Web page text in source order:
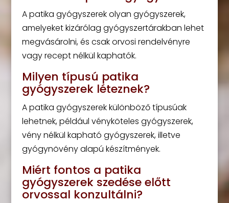
A patika gyógyszerek olyan gyógyszerek,
amelyeket kizárólag gyógyszertárakban lehet
megvásárolni, és csak orvosi rendelvényre
vagy recept nélkül kaphatók.
Milyen típusú patika
gyógyszerek léteznek?
A patika gyógyszerek különböző típusúak
lehetnek, például vényköteles gyógyszerek,
vény nélkül kapható gyógyszerek, illetve
gyógynövény alapú készítmények.
Miért fontos a patika
gyógyszerek szedése előtt
orvossal konzultálni?